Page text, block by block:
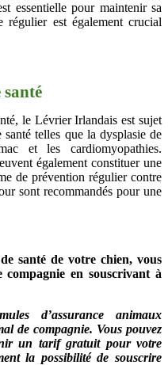
essentielle pour maintenir sa
régulier est également crucial
le Lévrier Irlandais est sujet
santé telles que la dysplasie de
et les cardiomyopathies.
également constituer une
de prévention régulier contre
sont recommandés pour une
santé de votre chien, vous
en souscrivant à
d’assurance animaux
de compagnie. Vous pouvez
un tarif gratuit pour votre
la possibilité de souscrire